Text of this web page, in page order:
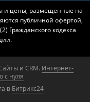
и цены, размещенные на
публичной офертой,
Гражданского кодекса
и CRM. Интернет-
с нуля
в Битрикс24